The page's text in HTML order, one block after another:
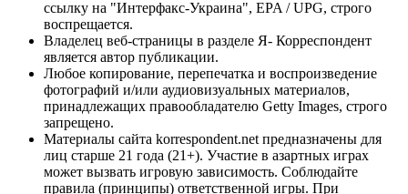
ссылку на "Интерфакс-Украина", EPA / UPG, строго
воспрещается.
Владелец веб-страницы в разделе Я- Корреспондент
является автор публикации.
Любое копирование, перепечатка и воспроизведение
фотографий и/или аудиовизуальных материалов,
принадлежащих правообладателю Getty Images, строго
запрещено.
Материалы сайта korrespondent.net предназначены для
лиц старше 21 года (21+). Участие в азартных играх
может вызвать игровую зависимость. Соблюдайте
правила (принципы) ответственной игры. При